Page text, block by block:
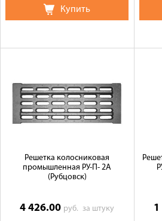
Купить
Решетка колосниковая
промышленная РУ-П- 2А
(Рубцовск)
4 426.00 руб.за штуку 1